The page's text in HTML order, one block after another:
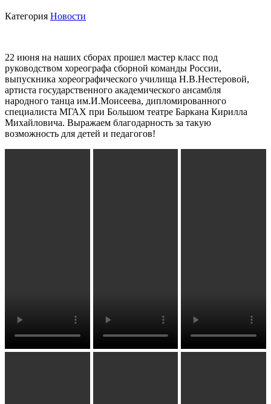
Категория Новости
22 июня на наших сборах прошел мастер класс под
руководством хореографа сборной команды России,
выпускника хореографического училища Н.В.Нестеровой,
артиста государственного академического ансамбля
народного танца им.И.Моисеева, дипломированного
специалиста МГАХ при Большом театре Баркана Кирилла
Михайловича. Выражаем благодарность за такую
возможность для детей и педагогов!